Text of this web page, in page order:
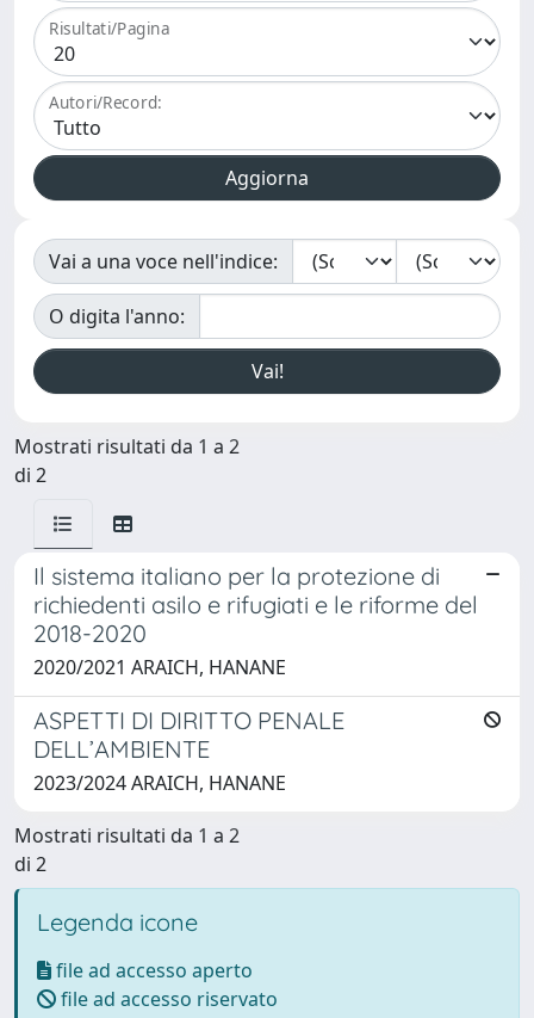
Risultati/Pagina
Autori/Record:
Vai a una voce nell'indice:
O digita l'anno:
Mostrati risultati da 1 a 2
di 2
Il sistema italiano per la protezione di
richiedenti asilo e rifugiati e le riforme del
2018-2020
2020/2021 ARAICH, HANANE
ASPETTI DI DIRITTO PENALE
DELL’AMBIENTE
2023/2024 ARAICH, HANANE
Mostrati risultati da 1 a 2
di 2
Legenda icone
file ad accesso aperto
file ad accesso riservato